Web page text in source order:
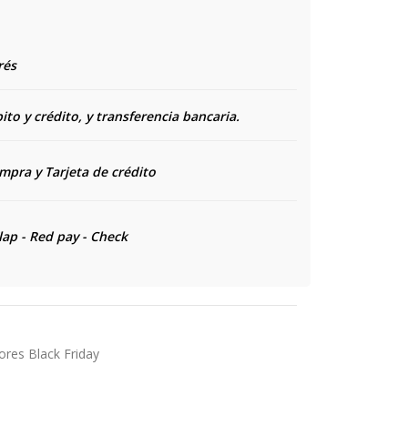
y crédito, y transferencia bancaria.
y Tarjeta de crédito
- Red pay - Check
Black Friday